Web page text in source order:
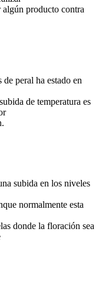
algún producto contra
peral ha estado en
de temperatura es
subida en los niveles
normalmente esta
donde la floración sea